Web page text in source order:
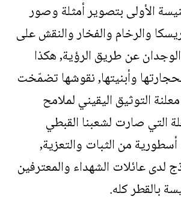
الأولى بتصوير أمثلة وصور
والرخام والفخار والنقش على
عن طريق الرؤية, هكذا
وأبنيتها, نقوشها تضمّخت
التوثيق اليقيني لملامح
التي صارت لشعبنا القبطي
من الثبات والتعزية,
لدى عائلات الشهداء والمعترفين
بالقطر كله.